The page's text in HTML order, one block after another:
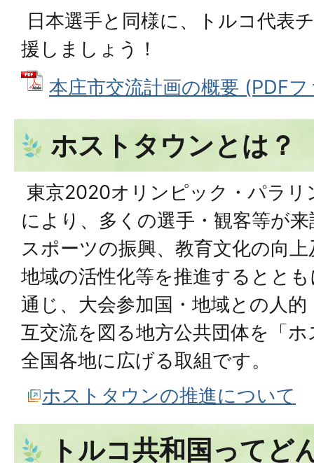
日本選手と同様に、トルコ代表
援しましょう！
本庄市交流計画の概要 (PDF
ホストタウンとは？
東京2020オリンピック・パラリ
により、多くの選手・観客等が
スポーツの振興、教育文化の向
地域の活性化等を推進するとと
通じ、大会参加国・地域との人
互交流を図る地方公共団体を「
全国各地に広げる取組です。
ホストタウンの推進について
トルコ共和国ってど